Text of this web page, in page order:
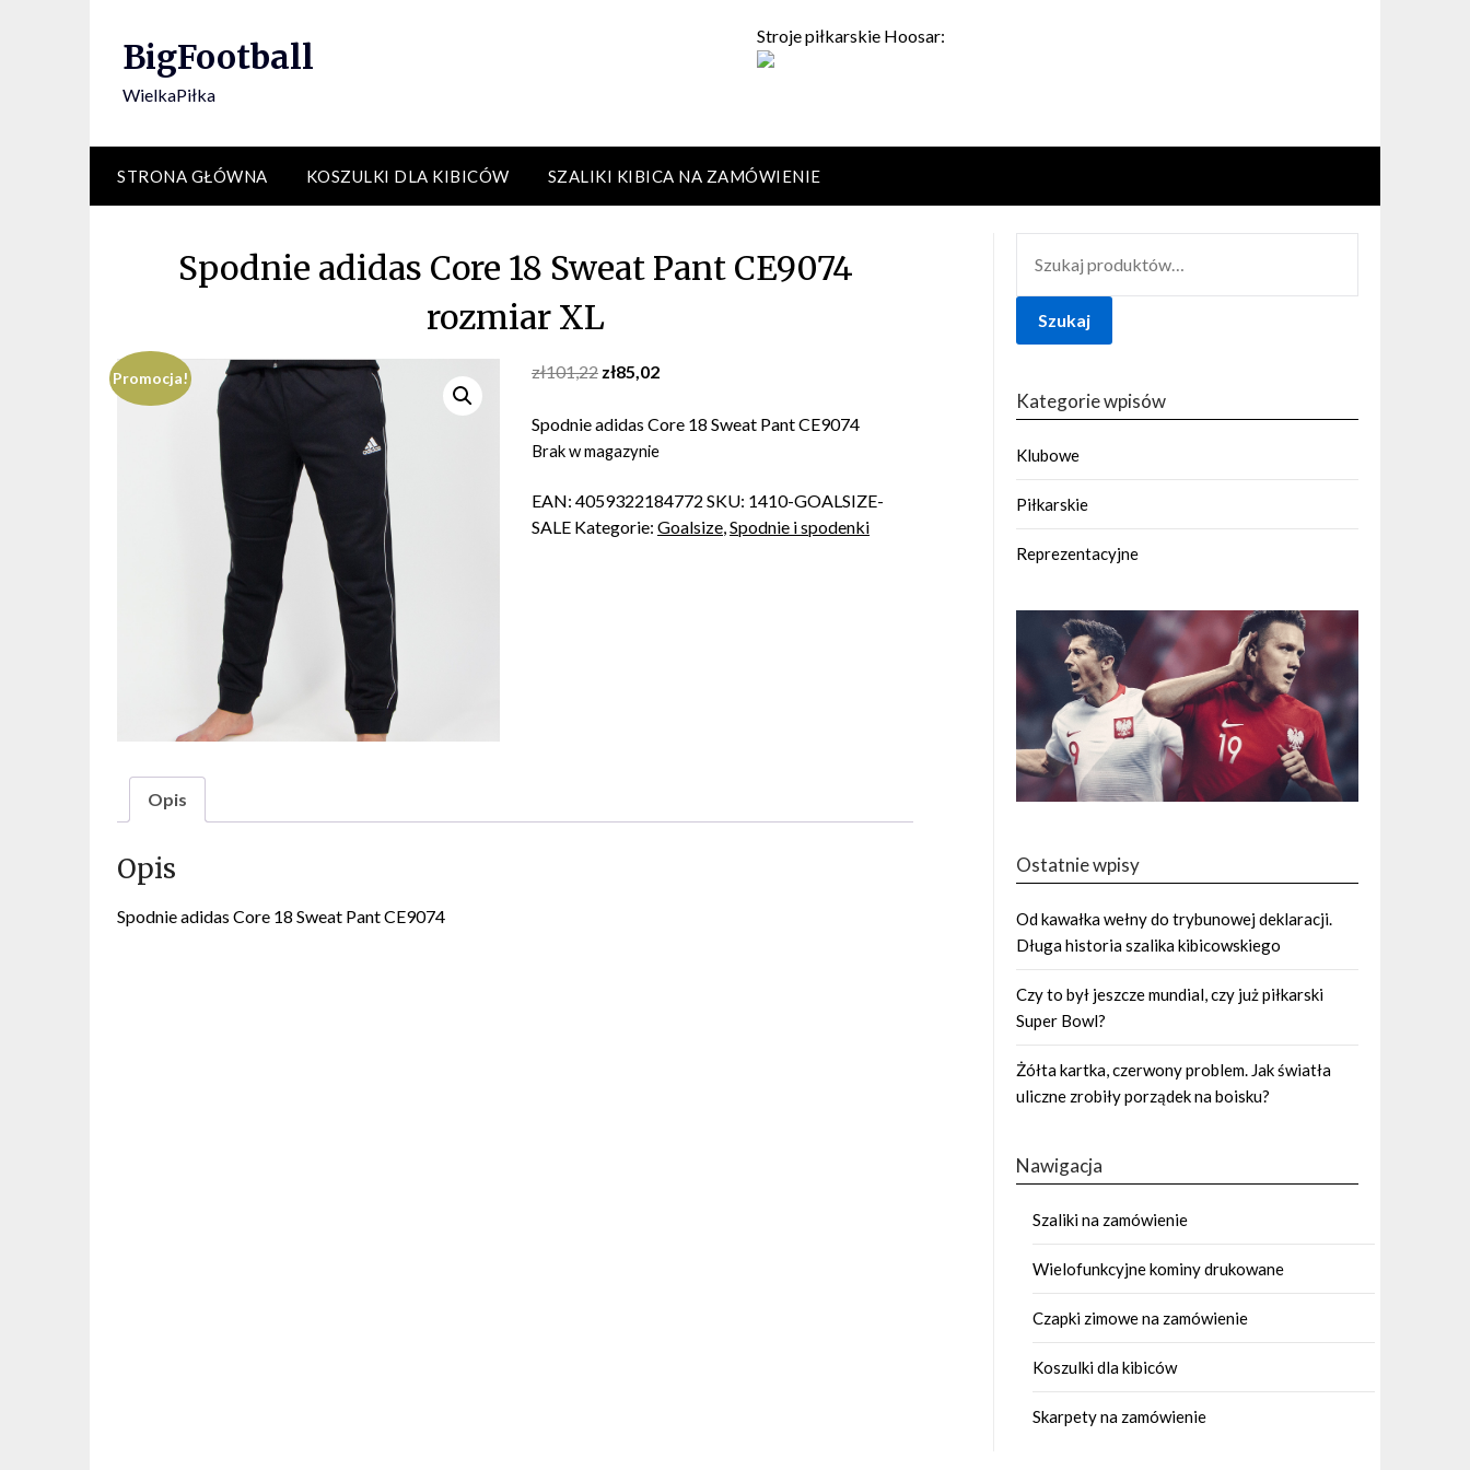
BigFootball
WielkaPiłka
Stroje piłkarskie Hoosar:
STRONA GŁÓWNA KOSZULKI DLA KIBICÓW SZALIKI KIBICA NA ZAMÓWIENIE
Spodnie adidas Core 18 Sweat Pant CE9074
rozmiar XL
Promocja! zł101,22 Original
was:
zł101,22.
zł85,02Current
is:
zł85,02.
Spodnie adidas Core 18 Sweat Pant CE9074
Brak w magazynie
EAN: 4059322184772 SKU: 1410-GOALSIZE-
SALE Kategorie: Goalsize,Spodnie i spodenki
Opis
Opis
Spodnie adidas Core 18 Sweat Pant CE9074
Szukaj
Kategorie wpisów
Klubowe
Piłkarskie
Reprezentacyjne
Ostatnie wpisy
Od kawałka wełny do trybunowej deklaracji.
Długa historia szalika kibicowskiego
Czy to był jeszcze mundial, czy już piłkarski
Super Bowl?
Żółta kartka, czerwony problem. Jak światła
uliczne zrobiły porządek na boisku?
Nawigacja
Szaliki na zamówienie
Wielofunkcyjne kominy drukowane
Czapki zimowe na zamówienie
Koszulki dla kibiców
Skarpety na zamówienie